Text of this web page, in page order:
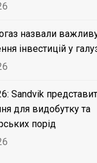
назвали
інвестицій у
Sandvik
для видобутку та
порід